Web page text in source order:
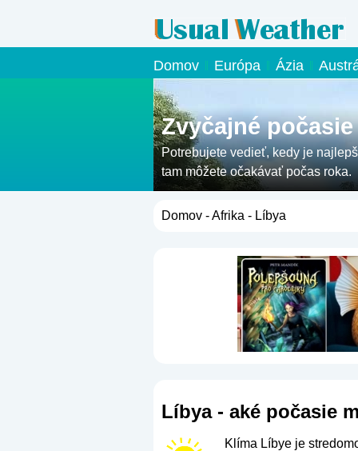
Domov Európa Ázia
Zvyčajné
Potrebujete vedieť, kedy je
tam môžete očakávať počas roka.
Domov-Afrika - Líbya
Líbya - aké počasie
Klíma Líbye je